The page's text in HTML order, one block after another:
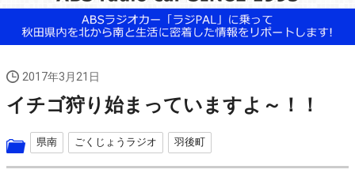
2017年3月21日
イチゴ狩り始まっていますよ～！！
県南 ごくじょうラジオ 羽後町